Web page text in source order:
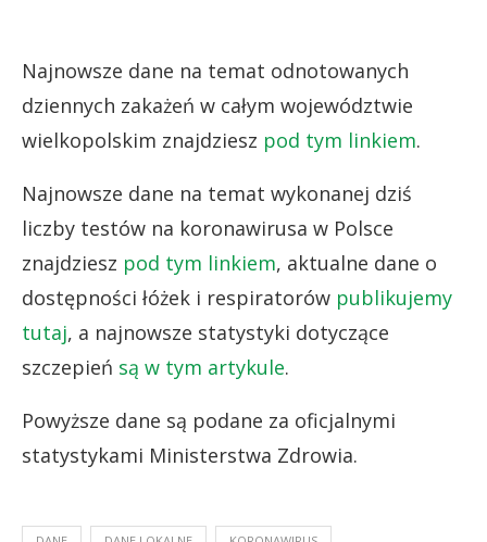
Najnowsze dane na temat odnotowanych
dziennych zakażeń w całym województwie
wielkopolskim znajdziesz pod tym linkiem.
Najnowsze dane na temat wykonanej dziś
liczby testów na koronawirusa w Polsce
znajdziesz pod tym linkiem, aktualne dane o
dostępności łóżek i respiratorów publikujemy
tutaj, a najnowsze statystyki dotyczące
szczepień są w tym artykule.
Powyższe dane są podane za oficjalnymi
statystykami Ministerstwa Zdrowia.